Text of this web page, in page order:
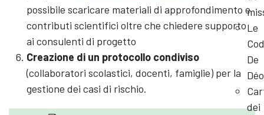
Le
De
dei
possibile scaricare materiali di approfondimento e
contributi scientifici oltre che chiedere supporto
ai consulenti di progetto
Creazione di un protocollo condiviso
(collaboratori scolastici, docenti, famiglie) per la
gestione dei casi di rischio.